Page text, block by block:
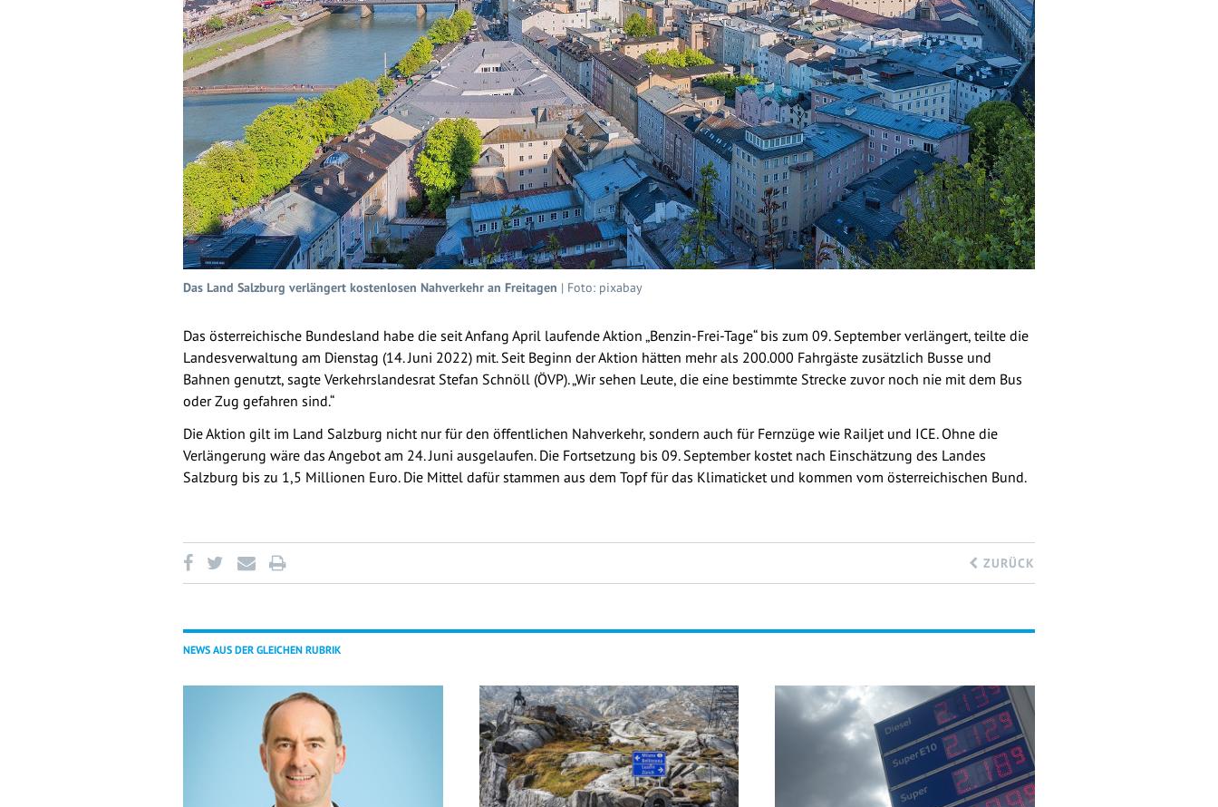
Das Land Salzburg verlängert kostenlosen Nahverkehr an Freitagen | Foto: pixabay
Das österreichische Bundesland habe die seit Anfang April laufende Aktion „Benzin-Frei-Tage“ bis zum 09. September verlängert, teilte die
Landesverwaltung am Dienstag (14. Juni 2022) mit. Seit Beginn der Aktion hätten mehr als 200.000 Fahrgäste zusätzlich Busse und
Bahnen genutzt, sagte Verkehrslandesrat Stefan Schnöll (ÖVP). „Wir sehen Leute, die eine bestimmte Strecke zuvor noch nie mit dem Bus
oder Zug gefahren sind.“
Die Aktion gilt im Land Salzburg nicht nur für den öffentlichen Nahverkehr, sondern auch für Fernzüge wie Railjet und ICE. Ohne die
Verlängerung wäre das Angebot am 24. Juni ausgelaufen. Die Fortsetzung bis 09. September kostet nach Einschätzung des Landes
Salzburg bis zu 1,5 Millionen Euro. Die Mittel dafür stammen aus dem Topf für das Klimaticket und kommen vom österreichischen Bund.
ZURÜCK
NEWS AUS DER GLEICHEN RUBRIK